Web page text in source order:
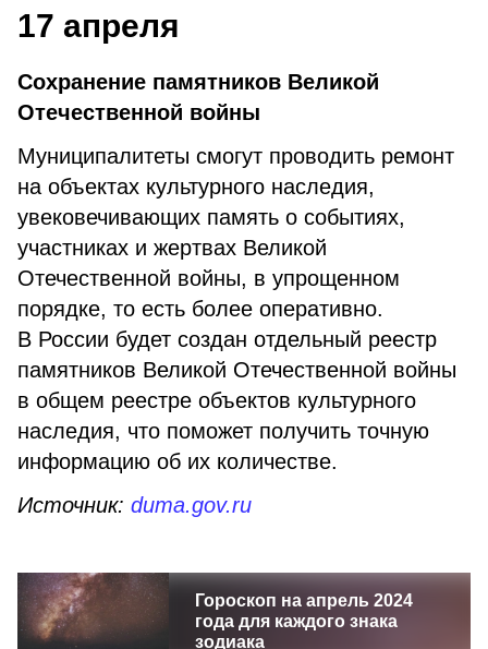
17 апреля
Сохранение памятников Великой
Отечественной войны
Муниципалитеты смогут проводить ремонт
на объектах культурного наследия,
увековечивающих память о событиях,
участниках и жертвах Великой
Отечественной войны, в упрощенном
порядке, то есть более оперативно.
В России будет создан отдельный реестр
памятников Великой Отечественной войны
в общем реестре объектов культурного
наследия, что поможет получить точную
информацию об их количестве.
Источник: duma.gov.ru
Гороскоп на апрель 2024
года для каждого знака
зодиака